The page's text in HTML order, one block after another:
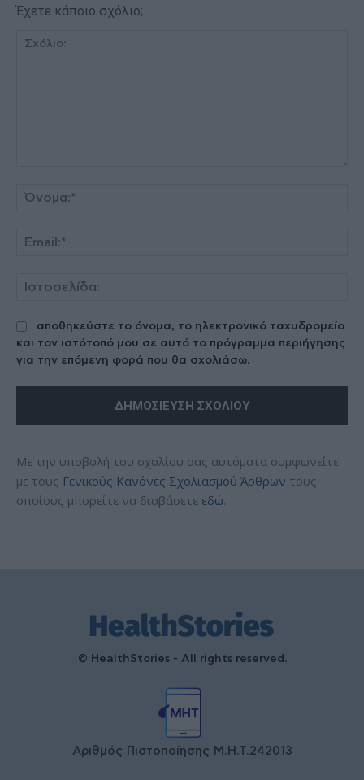
Έχετε κάποιο σχόλιο;
αποθηκεύστε το όνομα, το ηλεκτρονικό ταχυδρομείο
και τον ιστότοπό μου σε αυτό το πρόγραμμα περιήγησης
για την επόμενη φορά που θα σχολιάσω.
Με την υποβολή του σχολίου σας αυτόματα συμφωνείτε
με τους Γενικούς Κανόνες Σχολιασμού Άρθρων τους
οποίους μπορείτε να διαβάσετε εδώ.
© HealthStories - All rights reserved.
Αριθμός Πιστοποίησης Μ.Η.Τ.242013